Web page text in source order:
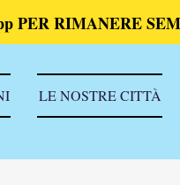
PER RIMANERE
LE NOSTRE CITTÀ